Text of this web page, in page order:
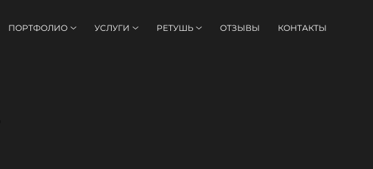
ПОРТФОЛИО УСЛУГИ РЕТУШЬ ОТЗЫВЫ КОНТАКТЫ